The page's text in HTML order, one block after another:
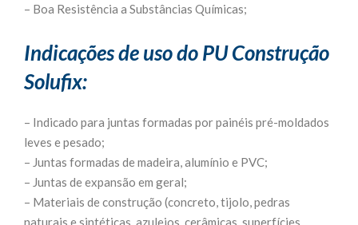
– Boa Resistência a Substâncias Químicas;
Indicações de uso do PU Construção
Solufix:
– Indicado para juntas formadas por painéis pré-moldados
leves e pesado;
– Juntas formadas de madeira, alumínio e PVC;
– Juntas de expansão em geral;
– Materiais de construção (concreto, tijolo, pedras
naturais e sintéticas, azulejos, cerâmicas, superfícies